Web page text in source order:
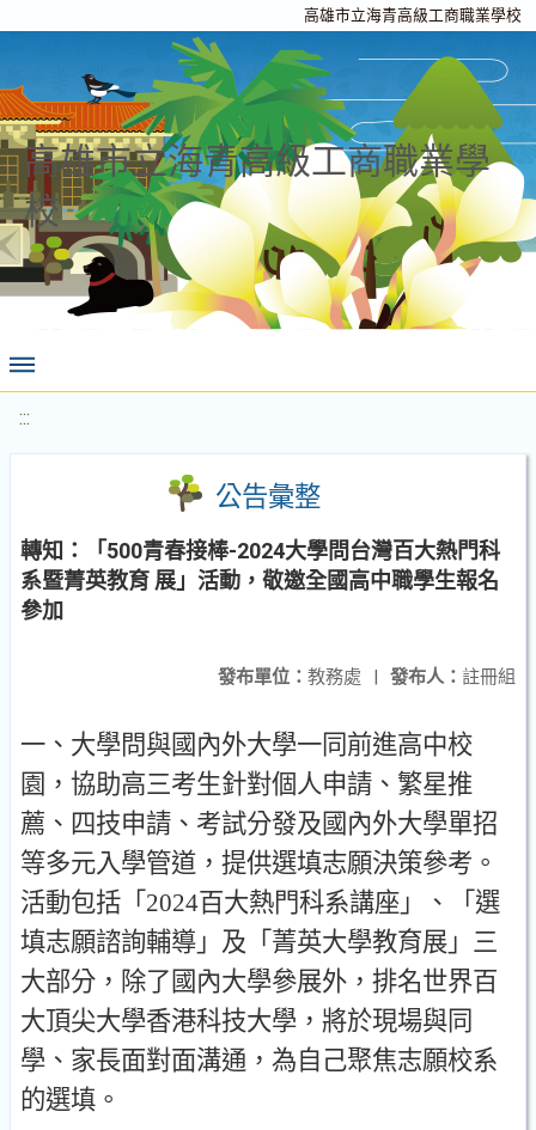
高雄市立海青高級工商職業學校
高雄市立海青高級工商職業學
校
:::
公告彙整
轉知：「500青春接棒-2024大學問台灣百大熱門科
系暨菁英教育 展」活動，敬邀全國高中職學生報名
參加
發布人： 註冊組
發布單位： 教務處 |
一 、 大學問與國內外大學一同前進高中校
園 ， 協助高三考生針對個人申請 、 繁星推
薦 、 四技申請 、 考試分發及國內外大學單招
等多元入學管道 ， 提供選填志願決策參考 。
活動包括 「 2024百大熱門科系講座 」、「 選
填志願諮詢輔導 」 及 「 菁英大學教育展 」 三
大部分 ， 除了國內大學參展外 ， 排名世界百
大頂尖大學香港科技大學 ， 將於現場與同
學 、 家長面對面溝通 ， 為自己聚焦志願校系
的選填 。